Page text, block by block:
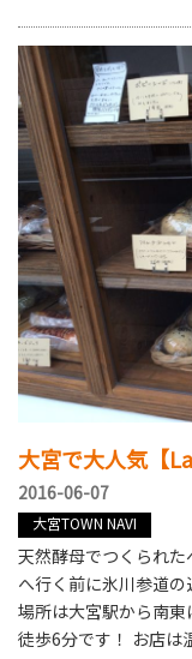
大宮で大人気【
2016-06-07
大宮TOWN NAVI
天然酵母でつくられた
へ行く前に氷川参道の
場所は大宮駅から南
徒歩6分です！ お店